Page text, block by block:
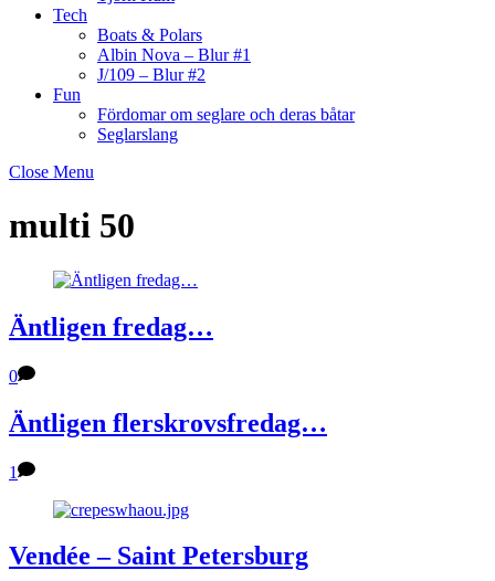
Tech
Boats & Polars
Albin Nova – Blur #1
J/109 – Blur #2
Fun
Fördomar om seglare och deras båtar
Seglarslang
Close Menu
multi 50
Äntligen fredag…
0
Äntligen flerskrovsfredag…
1
Vendée – Saint Petersburg